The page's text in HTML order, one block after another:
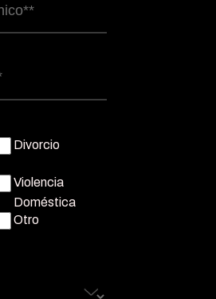
Divorcio
Violencia
Doméstica
Otro